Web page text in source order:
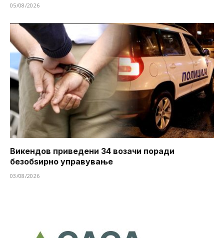
05/08/2026
Викендов приведени 34 возачи поради
безобѕирно управување
03/08/2026